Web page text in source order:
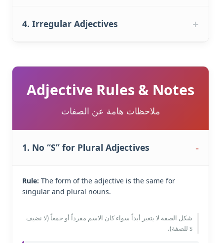
4. Irregular Adjectives
Adjective Rules & Notes
ملاحظات هامة عن الصفات
1. No “S” for Plural Adjectives
Rule: The form of the adjective is the same for
singular and plural nouns.
شكل الصفة لا يتغير أبداً سواء كان الاسم مفرداً أو جمعاً (لا نضيف
s للصفة).